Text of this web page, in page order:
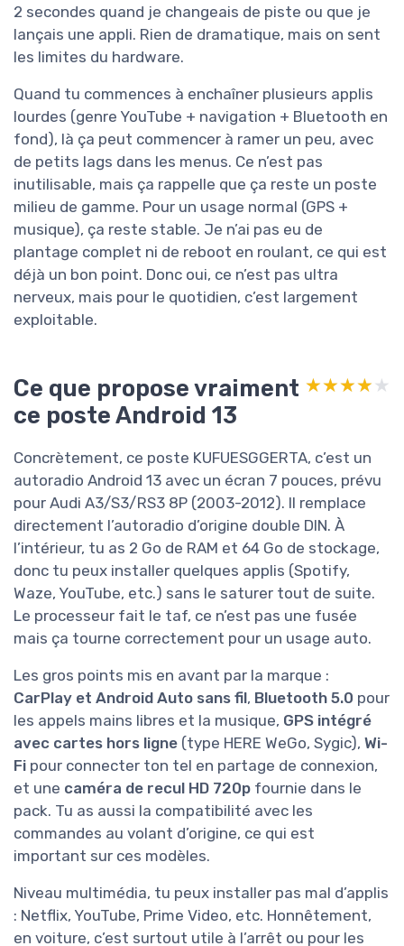
2 secondes quand je changeais de piste ou que je
lançais une appli. Rien de dramatique, mais on sent
les limites du hardware.
Quand tu commences à enchaîner plusieurs applis
lourdes (genre YouTube + navigation + Bluetooth en
fond), là ça peut commencer à ramer un peu, avec
de petits lags dans les menus. Ce n’est pas
inutilisable, mais ça rappelle que ça reste un poste
milieu de gamme. Pour un usage normal (GPS +
musique), ça reste stable. Je n’ai pas eu de
plantage complet ni de reboot en roulant, ce qui est
déjà un bon point. Donc oui, ce n’est pas ultra
nerveux, mais pour le quotidien, c’est largement
exploitable.
Ce que propose vraiment
ce poste Android 13
★★★★★
★★★★★
Concrètement, ce poste KUFUESGGERTA, c’est un
autoradio Android 13 avec un écran 7 pouces, prévu
pour Audi A3/S3/RS3 8P (2003-2012). Il remplace
directement l’autoradio d’origine double DIN. À
l’intérieur, tu as 2 Go de RAM et 64 Go de stockage,
donc tu peux installer quelques applis (Spotify,
Waze, YouTube, etc.) sans le saturer tout de suite.
Le processeur fait le taf, ce n’est pas une fusée
mais ça tourne correctement pour un usage auto.
Les gros points mis en avant par la marque :
CarPlay et Android Auto sans fil, Bluetooth 5.0 pour
les appels mains libres et la musique, GPS intégré
avec cartes hors ligne (type HERE WeGo, Sygic), Wi-
Fi pour connecter ton tel en partage de connexion,
et une caméra de recul HD 720p fournie dans le
pack. Tu as aussi la compatibilité avec les
commandes au volant d’origine, ce qui est
important sur ces modèles.
Niveau multimédia, tu peux installer pas mal d’applis
: Netflix, YouTube, Prime Video, etc. Honnêtement,
en voiture, c’est surtout utile à l’arrêt ou pour les